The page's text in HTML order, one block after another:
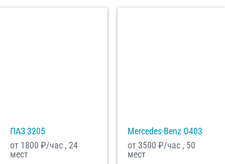
ПАЗ 3205
от 1800 ₽/час , 24
мест
Mercedes-Benz О403
от 3500 ₽/час , 50
мест